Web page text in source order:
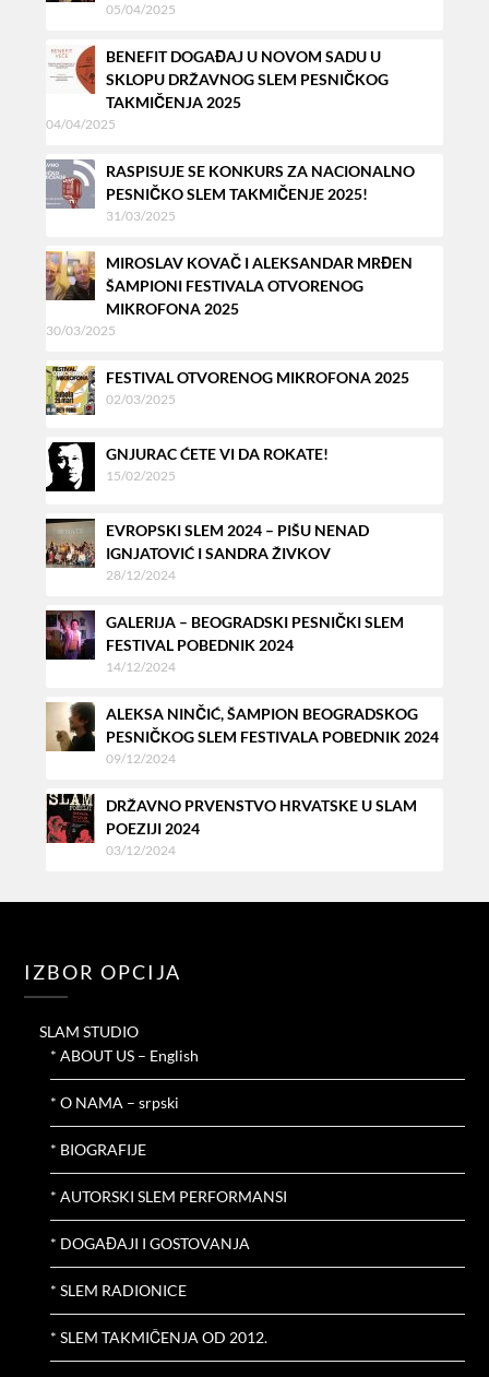
05/04/2025
BENEFIT DOGAĐAJ U NOVOM SADU U
SKLOPU DRŽAVNOG SLEM PESNIČKOG
TAKMIČENJA 2025
04/04/2025
RASPISUJE SE KONKURS ZA NACIONALNO
PESNIČKO SLEM TAKMIČENJE 2025!
31/03/2025
MIROSLAV KOVAČ I ALEKSANDAR MRĐEN
ŠAMPIONI FESTIVALA OTVORENOG
MIKROFONA 2025
30/03/2025
FESTIVAL OTVORENOG MIKROFONA 2025
02/03/2025
GNJURAC ĆETE VI DA ROKATE!
15/02/2025
EVROPSKI SLEM 2024 – PIŠU NENAD
IGNJATOVIĆ I SANDRA ŽIVKOV
28/12/2024
GALERIJA – BEOGRADSKI PESNIČKI SLEM
FESTIVAL POBEDNIK 2024
14/12/2024
ALEKSA NINČIĆ, ŠAMPION BEOGRADSKOG
PESNIČKOG SLEM FESTIVALA POBEDNIK 2024
09/12/2024
DRŽAVNO PRVENSTVO HRVATSKE U SLAM
POEZIJI 2024
03/12/2024
IZBOR OPCIJA
SLAM STUDIO
* ABOUT US – English
* O NAMA – srpski
* BIOGRAFIJE
* AUTORSKI SLEM PERFORMANSI
* DOGAĐAJI I GOSTOVANJA
* SLEM RADIONICE
* SLEM TAKMIČENJA OD 2012.